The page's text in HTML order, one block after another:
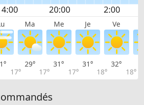
Ma Me Je Ve
17°
29°
17°
31°
17°
31°
18°
32°
18°